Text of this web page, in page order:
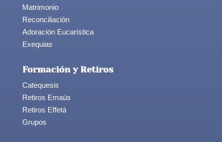
Matrimonio
Reconciliación
Adoración Eucarística
Exequias
Formación y Retiros
Catequesis
Retiros Emaús
Retiros Effetá
Grupos